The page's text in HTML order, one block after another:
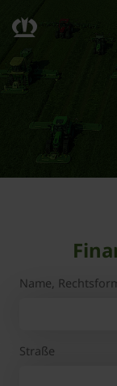
Name,
Straße